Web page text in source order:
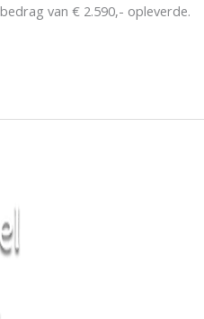
van € 2.590,- opleverde.